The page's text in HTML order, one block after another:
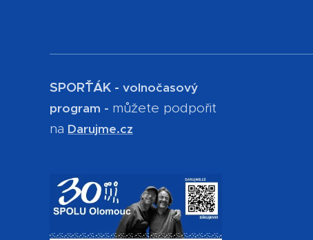
SPOR´ŤÁK - volnočasový
program - můžete podpořit
na Darujme.cz